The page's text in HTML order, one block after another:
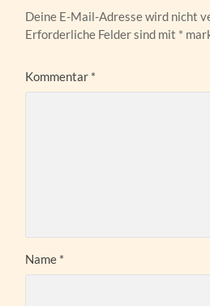
Deine E-Mail-Adresse wird nicht
Erforderliche Felder sind mit *
Kommentar *
Name *